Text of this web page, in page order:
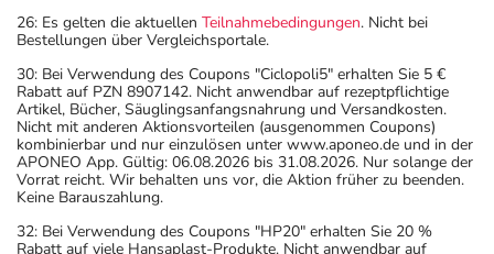
26: Es gelten die aktuellen Teilnahmebedingungen. Nicht bei
Bestellungen über Vergleichsportale.
30: Bei Verwendung des Coupons "Ciclopoli5" erhalten Sie 5 €
Rabatt auf PZN 8907142. Nicht anwendbar auf rezeptpflichtige
Artikel, Bücher, Säuglingsanfangsnahrung und Versandkosten.
Nicht mit anderen Aktionsvorteilen (ausgenommen Coupons)
kombinierbar und nur einzulösen unter www.aponeo.de und in der
APONEO App. Gültig: 06.08.2026 bis 31.08.2026. Nur solange der
Vorrat reicht. Wir behalten uns vor, die Aktion früher zu beenden.
Keine Barauszahlung.
32: Bei Verwendung des Coupons "HP20" erhalten Sie 20 %
Rabatt auf viele Hansaplast-Produkte. Nicht anwendbar auf